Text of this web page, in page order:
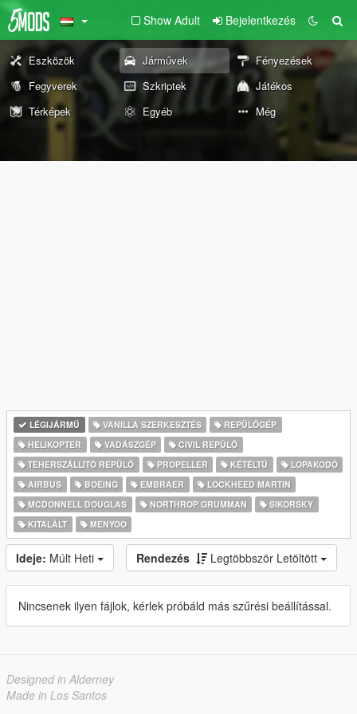
Show Adult Bejelentkezés
Eszközök Járművek
Fényezések
Fegyverek
Szkriptek
Játékos
Térképek
Egyéb Még
LÉGIJÁRMŰ VANILLA SZERKESZTÉS
REPÜLŐGÉP
HELIKOPTER
VADÁSZGÉP
CIVIL REPÜLŐ
TEHERSZÁLLÍTÓ REPÜLŐ
PROPELLER KÉTÉLTŰ
LOPAKODÓ
AIRBUS
BOEING EMBRAER
LOCKHEED MARTIN
MCDONNELL DOUGLAS
NORTHROP GRUMMAN
SIKORSKY
KITALÁLT
MENYOO
Ideje: Múlt Heti Rendezés Legtöbbször Letöltött
Nincsenek ilyen fájlok, kérlek próbáld más szűrési beállítással.
Designed in Alderney
Made in Los Santos